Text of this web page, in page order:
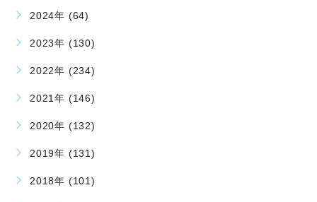
2024年 (64)
2023年 (130)
2022年 (234)
2021年 (146)
2020年 (132)
2019年 (131)
2018年 (101)